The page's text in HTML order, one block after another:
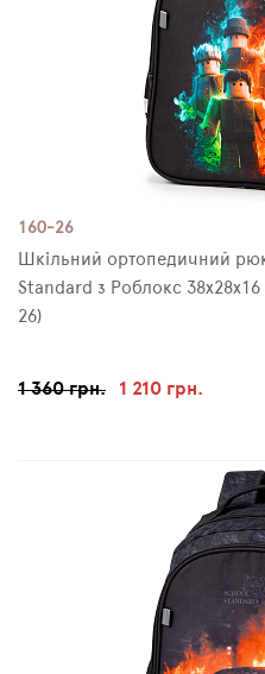
160-26
Шкільний ортопедичний
Standard з Роблокс
26)
1 360 грн. 1 210 грн.